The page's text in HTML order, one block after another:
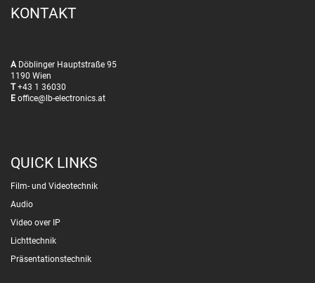
KONTAKT
A Döblinger Hauptstraße 95
1190 Wien
T+43 1 36030
E office@lb-electronics.at
QUICK LINKS
Film- und Videotechnik
Audio
Video over IP
Lichttechnik
Präsentationstechnik